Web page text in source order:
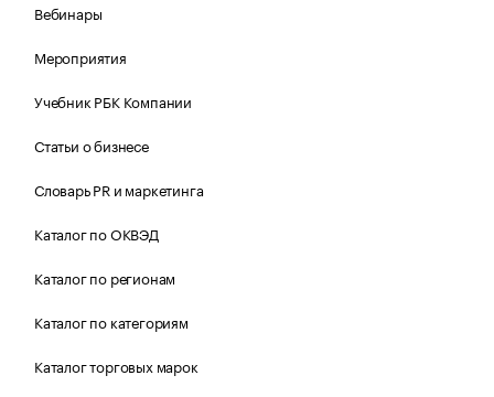
Вебинары
Мероприятия
Учебник РБК Компании
Статьи о бизнесе
Словарь PR и маркетинга
Каталог по ОКВЭД
Каталог по регионам
Каталог по категориям
Каталог торговых марок